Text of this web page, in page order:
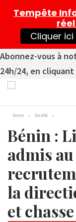
Abonnez-vous à
24h/24, en cliquant
Home Société
Bénin :
admis
la
et chasse
Tempête
Cliquer